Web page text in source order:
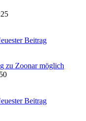
Beitrag
zu Zoonar möglich
Beitrag